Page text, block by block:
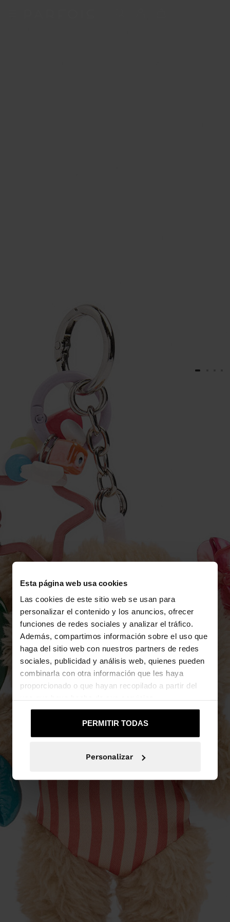
Esta página web usa cookies
Las cookies de este sitio web se usan para
personalizar el contenido y los anuncios, ofrecer
funciones de redes sociales y analizar el tráfico.
Además, compartimos información sobre el uso que
haga del sitio web con nuestros partners de redes
sociales, publicidad y análisis web, quienes pueden
combinarla con otra información que les haya
proporcionado o que hayan recopilado a partir del
PERMITIR TODAS
Personalizar